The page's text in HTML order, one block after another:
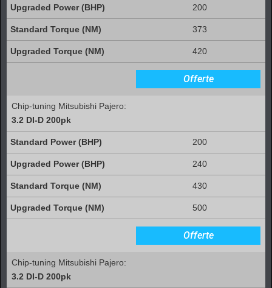
200
373
420
Offerte
Chip-tuning Mitsubishi Pajero:
3.2 DI-D 200pk
200
240
430
500
Offerte
Chip-tuning Mitsubishi Pajero:
3.2 DI-D 200pk